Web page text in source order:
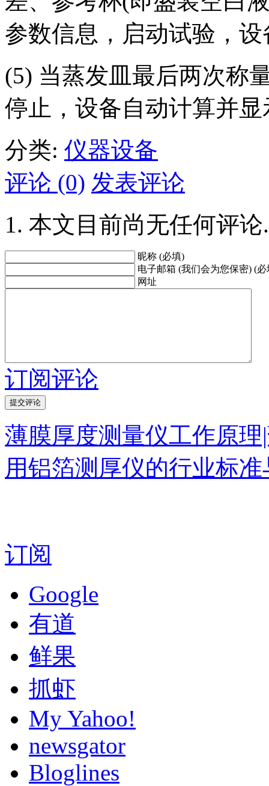
参数信息，启动试验，
(5) 当蒸发皿最后两次称
停止，设备自动计算并
分类: 仪器设备
评论 (0) 发表评论
本文目前尚无任何评论.
昵称 (必填)
电子邮箱 (我们会为您保密) (必
网址
订阅评论
薄膜厚度测量仪工作原
用铝箔测厚仪的行业标
订阅
Google
有道
鲜果
抓虾
My Yahoo!
newsgator
Bloglines